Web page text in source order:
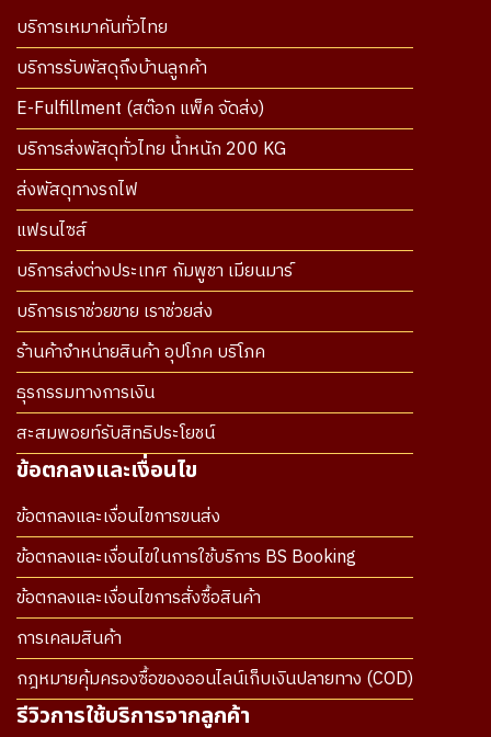
บริการเหมาคันทั่วไทย
บริการรับพัสดุถึงบ้านลูกค้า
E-Fulfillment (สต๊อก แพ็ค จัดส่ง)
บริการส่งพัสดุทั่วไทย น้ำหนัก 200 KG
ส่งพัสดุทางรถไฟ
แฟรนไซส์
บริการส่งต่างประเทศ กัมพูชา เมียนมาร์
บริการเราช่วยขาย เราช่วยส่ง
ร้านค้าจำหน่ายสินค้า อุปโภค บริโภค
ธุรกรรมทางการเงิน
สะสมพอยท์รับสิทธิประโยชน์
ข้อตกลงและเงื่อนไข
ข้อตกลงและเงื่อนไขการขนส่ง
ข้อตกลงและเงื่อนไขในการใช้บริการ BS Booking
ข้อตกลงและเงื่อนไขการสั่งซื้อสินค้า
การเคลมสินค้า
กฎหมายคุ้มครองซื้อของออนไลน์เก็บเงินปลายทาง (COD)
รีวิวการใช้บริการจากลูกค้า